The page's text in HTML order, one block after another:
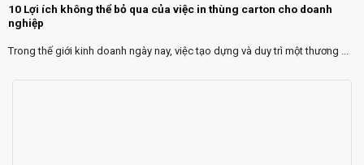
10 Lợi ích không thể bỏ qua của việc in thùng carton cho doanh
nghiệp
Trong thế giới kinh doanh ngày nay, việc tạo dựng và duy trì một thương ...